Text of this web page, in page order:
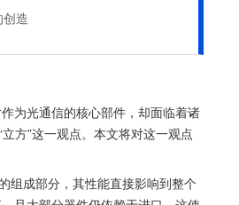
造
为光通信的核心部件，却面临着诸
方”这一观点。本文将对这一观点
组成部分，其性能直接影响到整个